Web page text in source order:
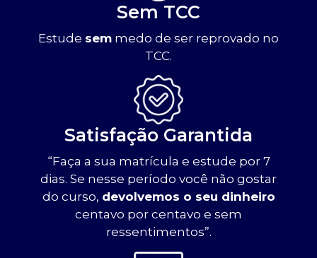
Sem TCC
Estude sem medo de ser reprovado no
TCC.
Satisfação Garantida
“Faça a sua matrícula e estude por 7
dias. Se nesse período você não gostar
do curso, devolvemos o seu dinheiro
centavo por centavo e sem
ressentimentos”.